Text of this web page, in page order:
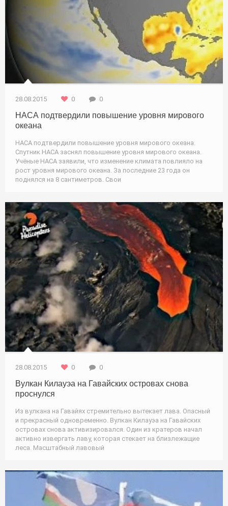
28.08.2015 0 0
НАСА подтвердили повышение уровня мирового
океана
НАСА подтвердили повышение уровня мирового океана.
Спутник НАСА заснял повышение уровня мирового океана.
Учёные НАСА заявили, что изменение климата повлияло на
рост уровня мирового океана. За последние 23 года он
поднялся на 8 сантиметров. Свои
28.08.2015 0 0
Вулкан Килауэа на Гавайских островах снова
проснулся
Из вулкана на Гавайях стремительно вытекает лава. Опасный
и прекрасный одновременно. Вулкан Килауэа на Гавайских
островах снова активизировался. Один из кратеров начал
активно извергать лаву, которая стекает на близлежащие
леса. Масштабный лавовый